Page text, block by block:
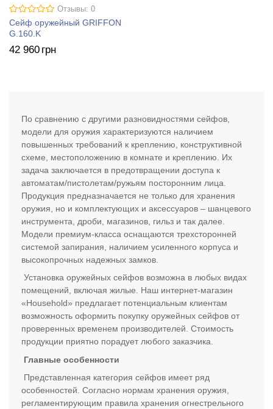
Отзывы: 0
Сейф оружейный GRIFFON
G.160.K
42 960 грн
По сравнению с другими разновидностями сейфов,
модели для оружия характеризуются наличием
повышенных требований к креплению, конструктивной
схеме, местоположению в комнате и креплению. Их
задача заключается в предотвращении доступа к
автоматам/пистолетам/ружьям посторонним лица.
Продукция предназначается не только для хранения
оружия, но и комплектующих и аксессуаров – шанцевого
инструмента, дроби, магазинов, гильз и так далее.
Модели премиум-класса оснащаются трехсторонней
системой запирания, наличием усиленного корпуса и
высокопрочных надежных замков.
Установка оружейных сейфов возможна в любых видах
помещений, включая жилые. Наш интернет-магазин
«Household» предлагает потенциальным клиентам
возможность оформить покупку оружейных сейфов от
проверенных временем производителей. Стоимость
продукции приятно порадует любого заказчика.
Главные особенности
Представленная категория сейфов имеет ряд
особенностей. Согласно нормам хранения оружия,
регламентирующим правила хранения огнестрельного